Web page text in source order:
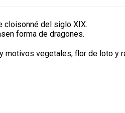
cloisonné del siglo XIX.
forma de dragones.
motivos vegetales, flor de loto y